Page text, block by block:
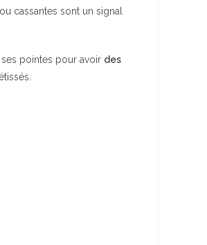
cassantes sont un signal
pointes pour avoir des